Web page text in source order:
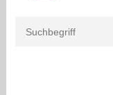
Suchbegriff